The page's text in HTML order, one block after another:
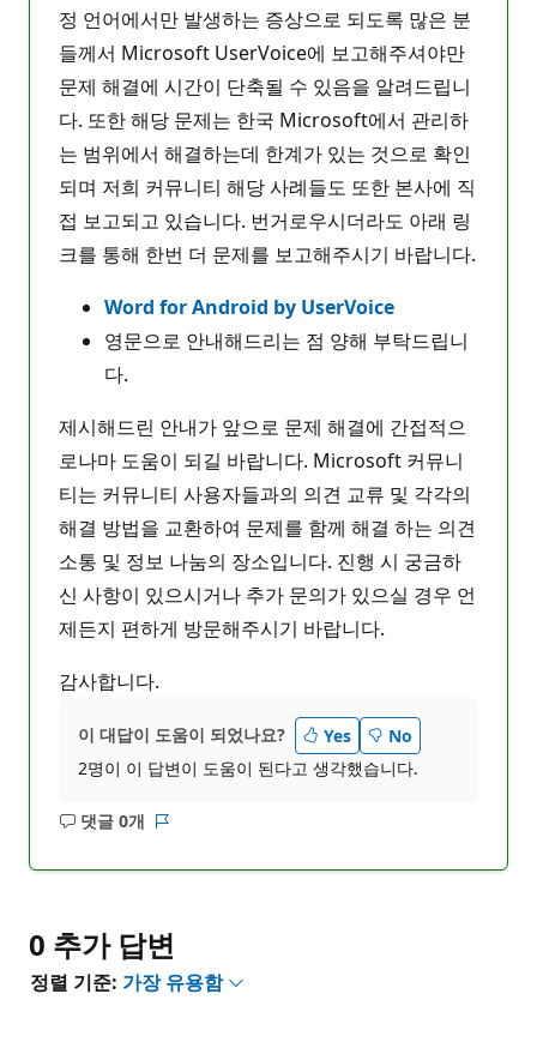
정 언어에서만 발생하는 증상으로 되도록 많은 분
들께서 Microsoft UserVoice에 보고해주셔야만
문제 해결에 시간이 단축될 수 있음을 알려드립니
다. 또한 해당 문제는 한국 Microsoft에서 관리하
는 범위에서 해결하는데 한계가 있는 것으로 확인
되며 저희 커뮤니티 해당 사례들도 또한 본사에 직
접 보고되고 있습니다. 번거로우시더라도 아래 링
크를 통해 한번 더 문제를 보고해주시기 바랍니다.
Word for Android by UserVoice
영문으로 안내해드리는 점 양해 부탁드립니
다.
제시해드린 안내가 앞으로 문제 해결에 간접적으
로나마 도움이 되길 바랍니다. Microsoft 커뮤니
티는 커뮤니티 사용자들과의 의견 교류 및 각각의
해결 방법을 교환하여 문제를 함께 해결 하는 의견
소통 및 정보 나눔의 장소입니다. 진행 시 궁금하
신 사항이 있으시거나 추가 문의가 있으실 경우 언
제든지 편하게 방문해주시기 바랍니다.
감사합니다.
이 대답이 도움이 되었나요? Yes
No
2명이 이 답변이 도움이 된다고 생각했습니다.
댓글 0개
설
0 추가 답변
정렬 기준: 가장 유용함